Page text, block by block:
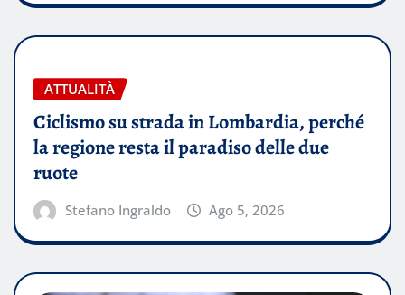
ATTUALITÀ
Ciclismo su strada in Lombardia, perché
la regione resta il paradiso delle due
ruote
Stefano Ingraldo Ago 5, 2026